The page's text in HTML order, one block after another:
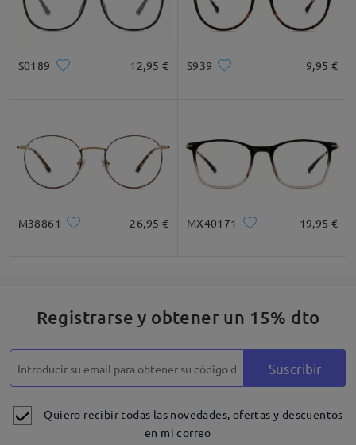
S0189 12,95 € S939 9,95 €
M38861 26,95 € MX40171 19,95 €
Registrarse y obtener un 15% dto
Suscribir
Quiero recibir todas las novedades, ofertas y descuentos
en mi correo